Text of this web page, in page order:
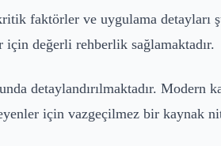
faktörler ve uygulama
için değerli rehberlik sağlamaktadır.
detaylandırılmaktadır. Modern
için vazgeçilmez bir kaynak